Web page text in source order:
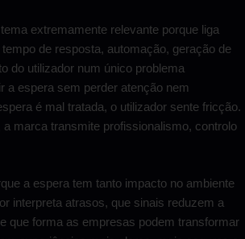
extremamente relevante porque liga
de resposta, automação, geração de
do utilizador num único problema
a espera sem perder atenção nem
é mal tratada, o utilizador sente fricção.
a marca transmite profissionalismo, controlo
a espera tem tanto impacto no ambiente
interpreta atrasos, que sinais reduzem a
que forma as empresas podem transformar